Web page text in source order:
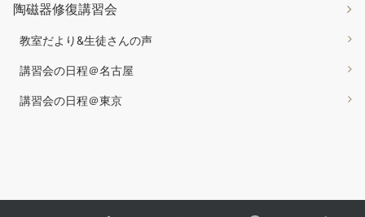
陶磁器修復講習会
教室だより&生徒さんの声
講習会の日程＠名古屋
講習会の日程＠東京